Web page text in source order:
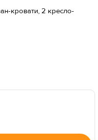
кровати, 2 кресло-